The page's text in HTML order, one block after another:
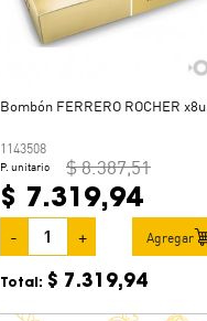
Bombón FERRERO ROCHER x8u.
1143508
P. unitario $ 8.387,51
$ 7.319,94
- + Agregar
Total: $ 7.319,94